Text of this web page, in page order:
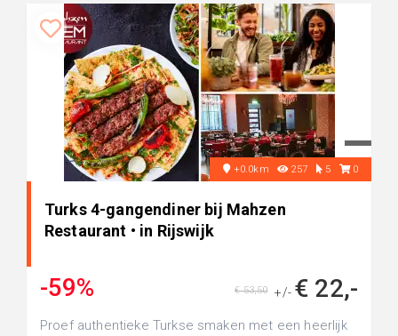
+0.0km 257 5 0
Turks 4-gangendiner bij Mahzen
Restaurant • in Rijswijk
-59% +/- € 22,-
€ 53,50
Proef authentieke Turkse smaken met een heerlijk